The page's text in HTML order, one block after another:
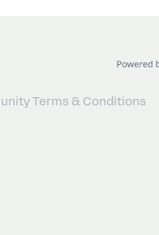
Terms & Conditions